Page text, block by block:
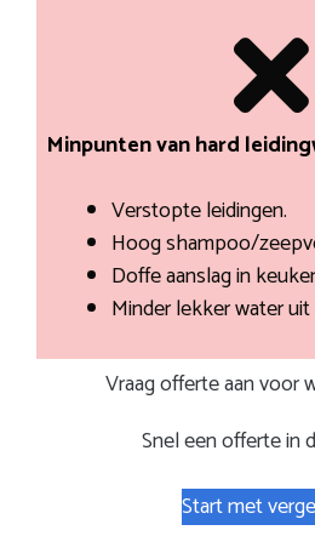
Minpunten van hard
Verstopte leidingen.
Hoog shampoo/
Doffe aanslag in
Minder lekker water uit
Vraag offerte aan voor
Snel een offerte in
Start met